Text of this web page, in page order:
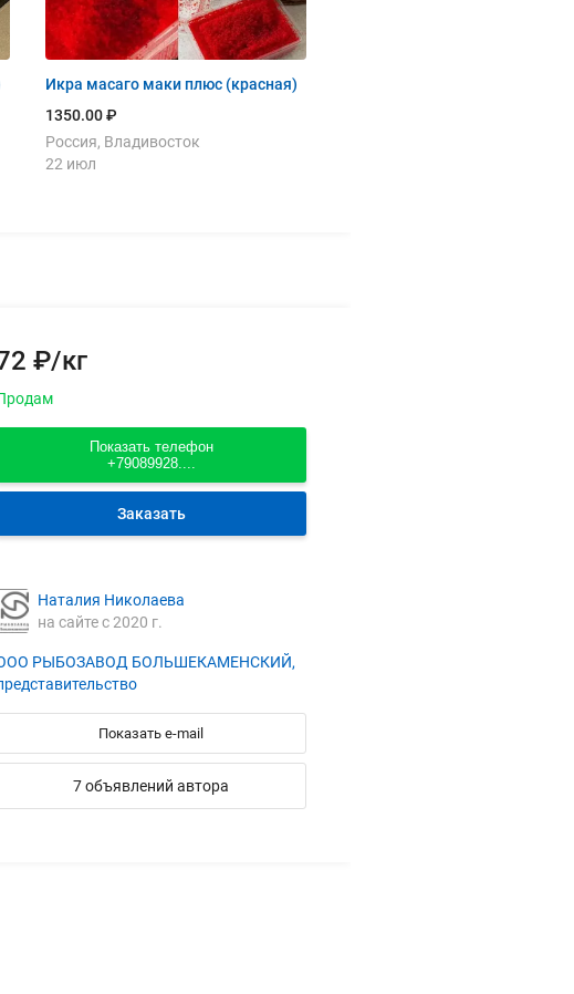
Икра масаго маки плюс (красная)
1350.00 ₽
Россия, Владивосток
22 июл
₽/кг
Показать телефон
+79089928....
Заказать
Наталия Николаева
на сайте с 2020 г.
РЫБОЗАВОД БОЛЬШЕКАМЕНСКИЙ,
Показать e-mail
7 объявлений автора